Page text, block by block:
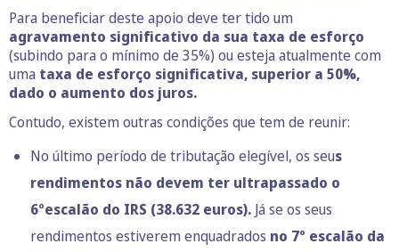
Para beneficiar deste apoio deve ter tido um
agravamento significativo da sua taxa de esforço
(subindo para o mínimo de 35%) ou esteja atualmente com
uma taxa de esforço significativa, superior a 50%,
dado o aumento dos juros.
Contudo, existem outras condições que tem de reunir:
No último período de tributação elegível, os seus
rendimentos não devem ter ultrapassado o
6ºescalão do IRS (38.632 euros). Já se os seus
rendimentos estiverem enquadrados no 7º escalão da